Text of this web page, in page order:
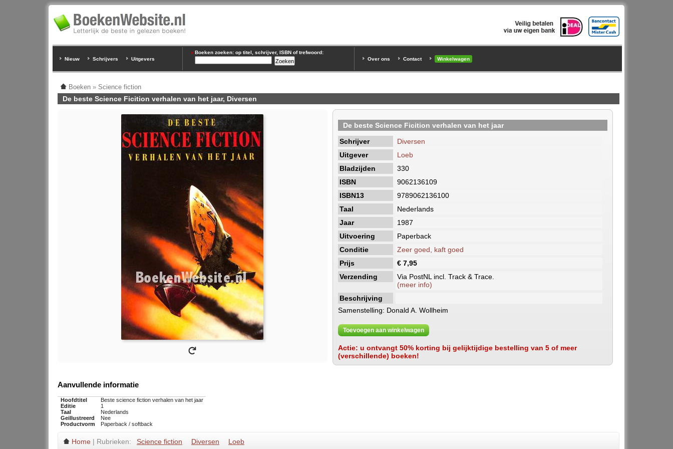
Nieuw Schrijvers Uitgevers
Boeken zoeken: op titel, schrijver, ISBN of trefwoord:
Over ons
Contact Winkelwagen
Boeken » Science fiction
De beste Science Ficition verhalen van het jaar, Diversen
De beste Science Ficition verhalen van het jaar
Schrijver
Diversen
Uitgever
Loeb
Bladzijden
330
ISBN
9062136109
ISBN13
9789062136100
Taal
Nederlands
Jaar
1987
Uitvoering
Paperback
Conditie
Zeer goed, kaft goed
Prijs
€ 7,95
Verzending
Via PostNL incl. Track & Trace.
(meer info)
Beschrijving
Samenstelling: Donald A. Wollheim
Toevoegen aan winkelwagen
Actie: u ontvangt 50% korting bij gelijktijdige bestelling van 5 of meer
(verschillende) boeken!
Aanvullende informatie
Hoofdtitel
Beste science fiction verhalen van het jaar
Editie
1
Taal
Nederlands
Geillustreerd
Nee
Productvorm
Paperback / softback
Home | Rubrieken: Science fiction Diversen Loeb